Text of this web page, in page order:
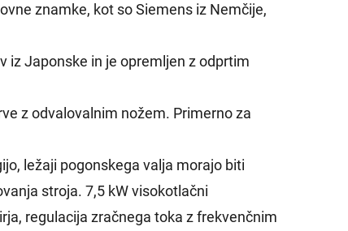
znamke, kot so Siemens iz Nemčije,
iz Japonske in je opremljen z odprtim
z odvalovalnim nožem. Primerno za
ležaji pogonskega valja morajo biti
stroja. 7,5 kW visokotlačni
regulacija zračnega toka z frekvenčnim